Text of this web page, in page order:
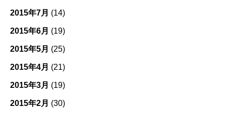
2015年7月 (14)
2015年6月 (19)
2015年5月 (25)
2015年4月 (21)
2015年3月 (19)
2015年2月 (30)